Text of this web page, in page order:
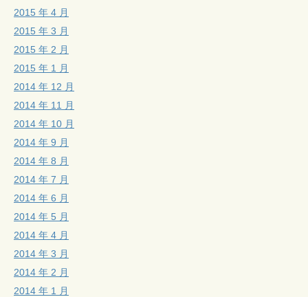
2015 年 4 月
2015 年 3 月
2015 年 2 月
2015 年 1 月
2014 年 12 月
2014 年 11 月
2014 年 10 月
2014 年 9 月
2014 年 8 月
2014 年 7 月
2014 年 6 月
2014 年 5 月
2014 年 4 月
2014 年 3 月
2014 年 2 月
2014 年 1 月